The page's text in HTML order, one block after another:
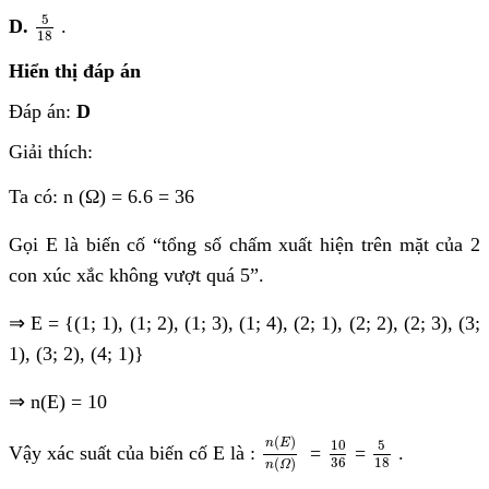
D.
5
18
518
.
Hiển thị đáp án
Đáp án: D
Giải thích:
Ta có: n (Ω) = 6.6 = 36
Gọi E là biến cố “tổng số chấm xuất hiện trên mặt của 2
con xúc xắc không vượt quá 5”.
⇒ E = {(1; 1), (1; 2), (1; 3), (1; 4), (2; 1), (2; 2), (2; 3), (3;
1), (3; 2), (4; 1)}
⇒ n(E) = 10
Vậy xác suất của biến cố E là : n(E)
n(Ω)
n(E) )
=
10
36
10
=
5
18
518
.